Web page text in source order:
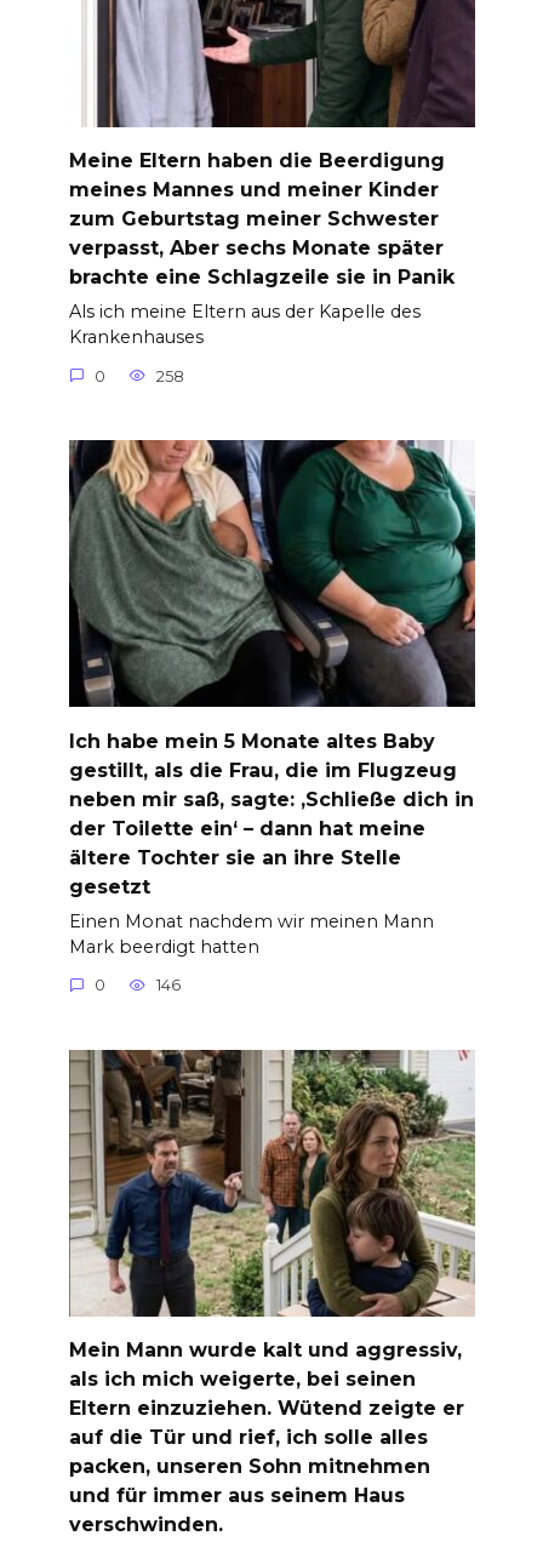
Meine Eltern haben die Beerdigung
meines Mannes und meiner Kinder
zum Geburtstag meiner Schwester
verpasst, Aber sechs Monate später
brachte eine Schlagzeile sie in Panik
Als ich meine Eltern aus der Kapelle des
Krankenhauses
0 258
Ich habe mein 5 Monate altes Baby
gestillt, als die Frau, die im Flugzeug
neben mir saß, sagte: ‚Schließe dich in
der Toilette ein‘ – dann hat meine
ältere Tochter sie an ihre Stelle
gesetzt
Einen Monat nachdem wir meinen Mann
Mark beerdigt hatten
0 146
Mein Mann wurde kalt und aggressiv,
als ich mich weigerte, bei seinen
Eltern einzuziehen. Wütend zeigte er
auf die Tür und rief, ich solle alles
packen, unseren Sohn mitnehmen
und für immer aus seinem Haus
verschwinden.